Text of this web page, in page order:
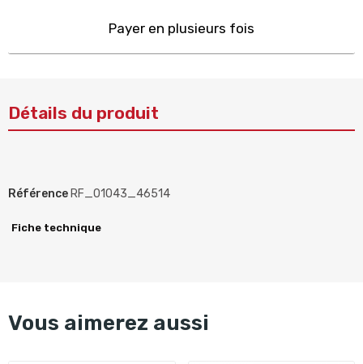
Payer en plusieurs fois
Détails du produit
Référence RF_01043_46514
Fiche technique
Vous aimerez aussi